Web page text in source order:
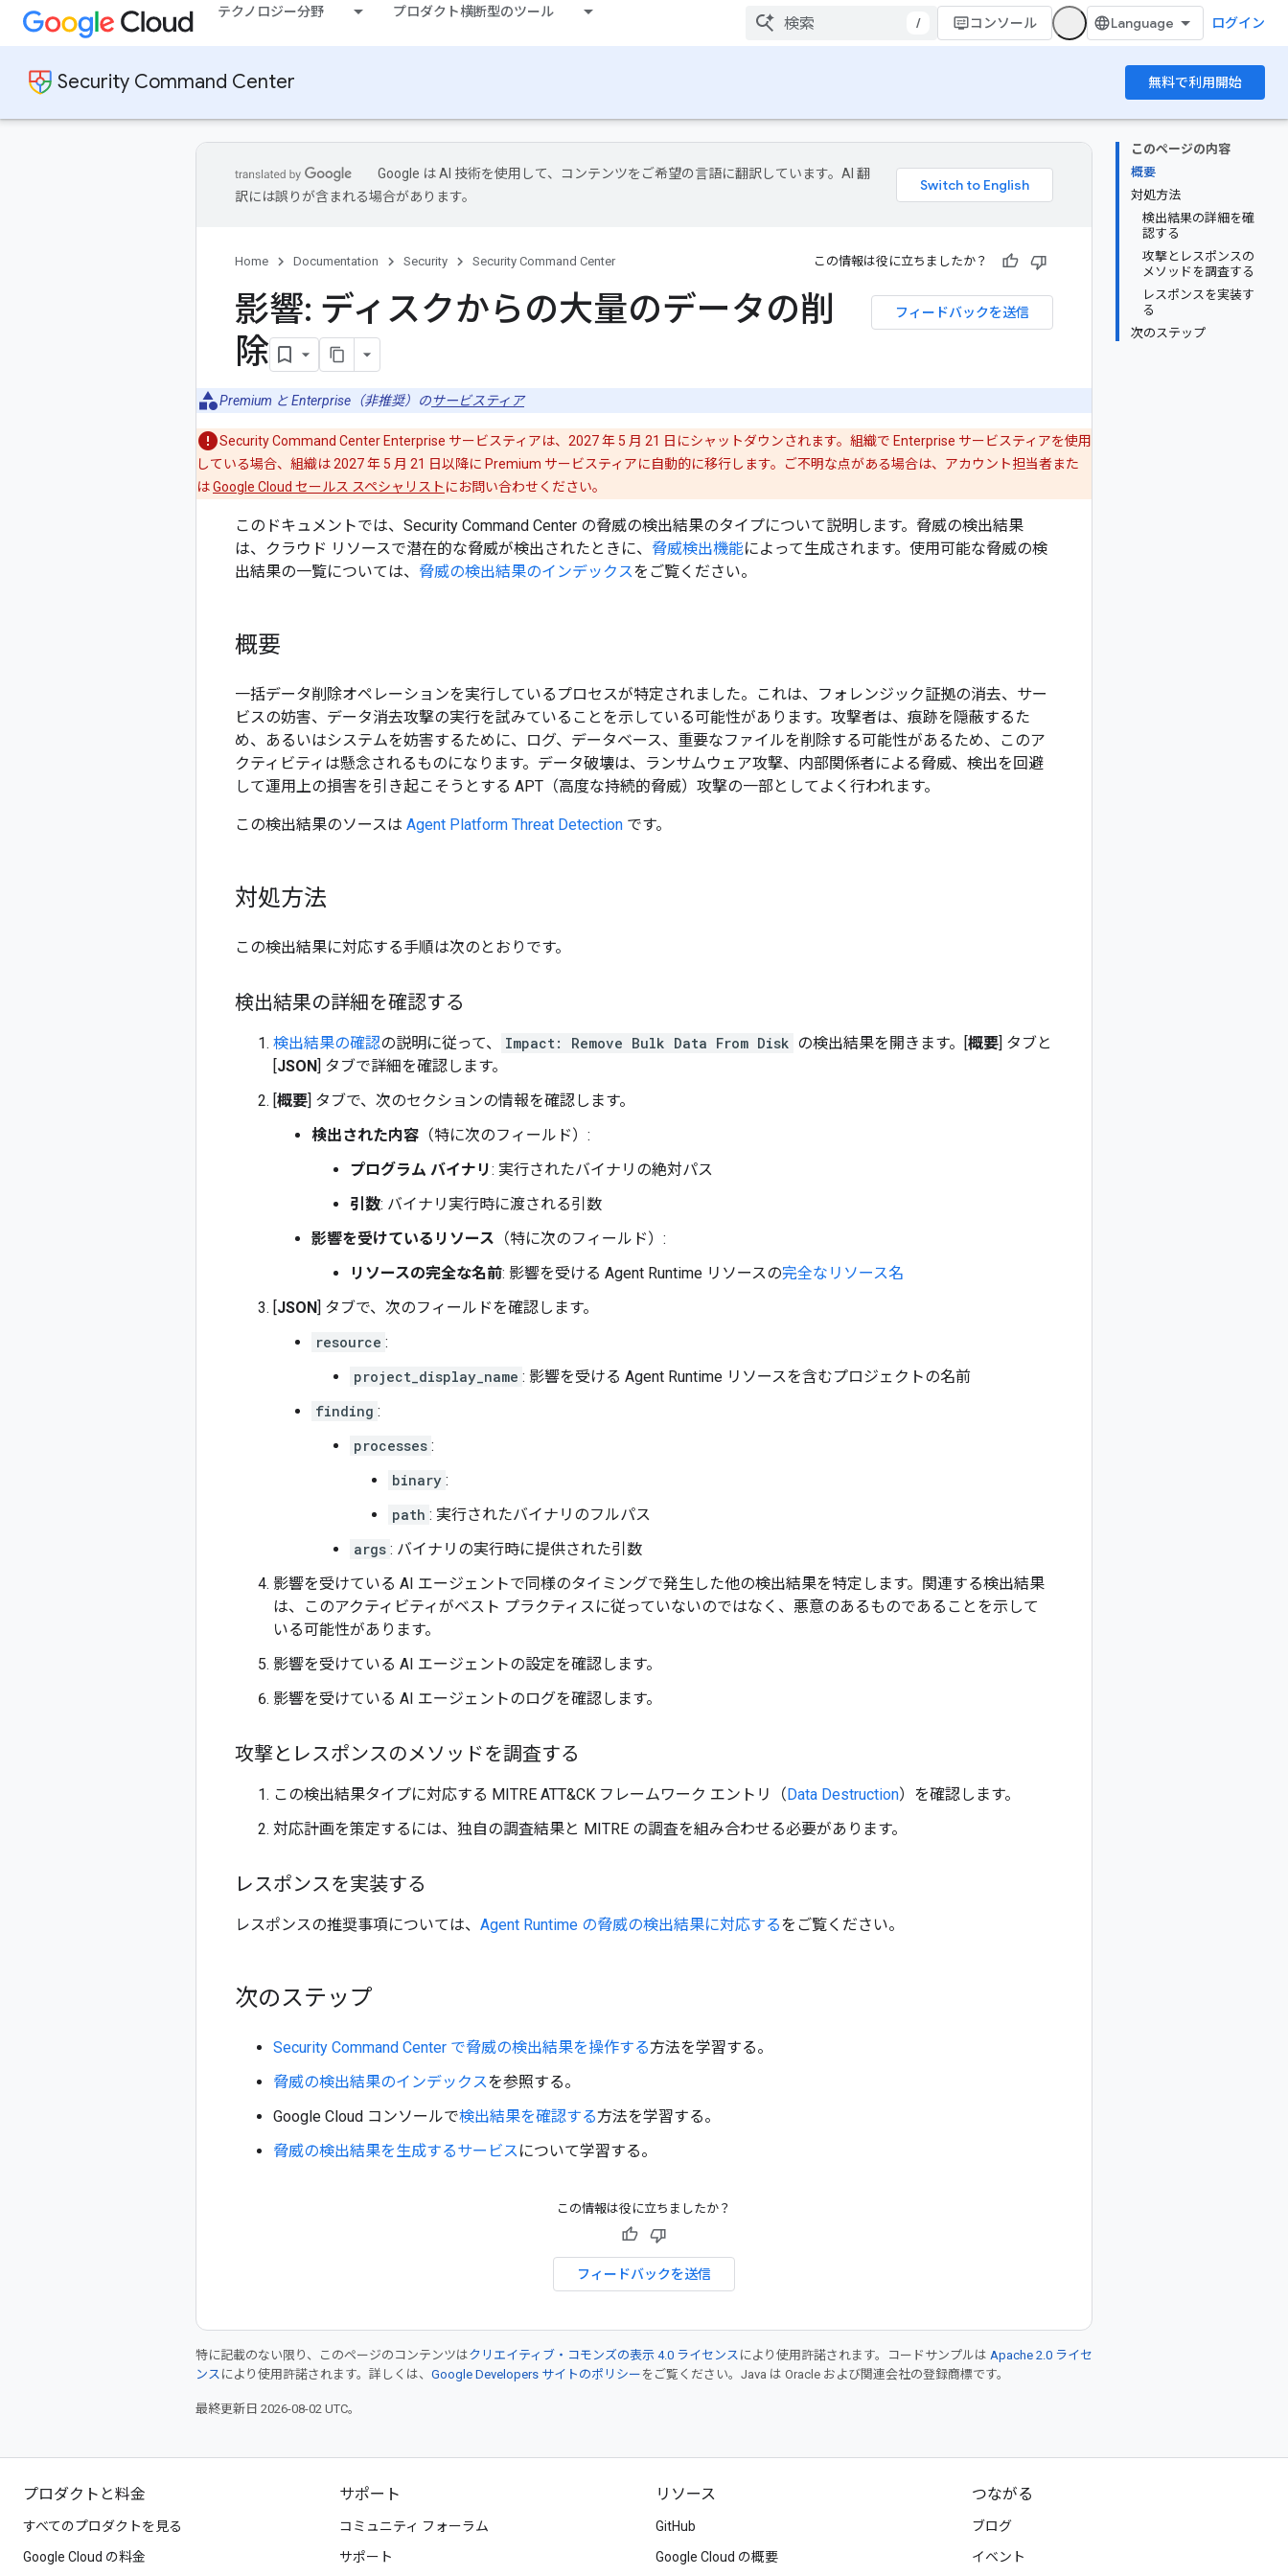
テクノロジー分野 プロダクト横断型のツール
/ コンソール ログイン
Security Command Center 無料で利用開始
このページの内容
概要
対処方法
検出結果の詳細を確
認する
攻撃とレスポンスの
メソッドを調査する
レスポンスを実装す
る
次のステップ
Google は AI 技術を使用して、コンテンツをご希望の言語に翻訳しています。AI 翻
訳には誤りが含まれる場合があります。
Home Documentation Security Security Command Center この情報は役に立ちましたか？
フィードバックを送信
影響: ディスクからの大量のデータの削
除
Premium と Enterprise（非推奨）のサービスティア
Security Command Center Enterprise サービスティアは、2027 年 5 月 21 日にシャットダウンされます。組織で Enterprise サービスティアを使用
している場合、組織は 2027 年 5 月 21 日以降に Premium サービスティアに自動的に移行します。ご不明な点がある場合は、アカウント担当者また
はGoogle Cloud セールス スペシャリスト にお問い合わせください。
このドキュメントでは、Security Command Center の脅威の検出結果のタイプについて説明します。脅威の検出結果
は、クラウド リソースで潜在的な脅威が検出されたときに、 脅威検出機能によって生成されます。使用可能な脅威の検
出結果の一覧については、 脅威の検出結果のインデックスをご覧ください。
概要
一括データ削除オペレーションを実行しているプロセスが特定されました。これは、フォレンジック証拠の消去、サー
ビスの妨害、データ消去攻撃の実行を試みていることを示している可能性があります。攻撃者は、痕跡を隠蔽するた
め、あるいはシステムを妨害するために、ログ、データベース、重要なファイルを削除する可能性があるため、このア
クティビティは懸念されるものになります。データ破壊は、ランサムウェア攻撃、内部関係者による脅威、検出を回避
して運用上の損害を引き起こそうとする APT（高度な持続的脅威）攻撃の一部としてよく行われます。
この検出結果のソースは Agent Platform Threat Detection です。
対処方法
この検出結果に対応する手順は次のとおりです。
検出結果の詳細を確認する
検出結果の確認の説明に従って、 Impact: Remove Bulk Data From Disk の検出結果を開きます。[概要] タブと
[JSON] タブで詳細を確認します。
[概要] タブで、次のセクションの情報を確認します。
検出された内容 （特に次のフィールド）:
プログラム バイナリ: 実行されたバイナリの絶対パス
引数: バイナリ実行時に渡される引数
影響を受けているリソース （特に次のフィールド）:
リソースの完全な名前: 影響を受ける Agent Runtime リソースの完全なリソース名
[JSON] タブで、次のフィールドを確認します。
resource :
project_display_name : 影響を受ける Agent Runtime リソースを含むプロジェクトの名前
finding :
processes :
binary :
path : 実行されたバイナリのフルパス
args : バイナリの実行時に提供された引数
影響を受けている AI エージェントで同様のタイミングで発生した他の検出結果を特定します。関連する検出結果
は、このアクティビティがベスト プラクティスに従っていないのではなく、悪意のあるものであることを示して
いる可能性があります。
影響を受けている AI エージェントの設定を確認します。
影響を受けている AI エージェントのログを確認します。
攻撃とレスポンスのメソッドを調査する
この検出結果タイプに対応する MITRE ATT&CK フレームワーク エントリ（Data Destruction）を確認します。
対応計画を策定するには、独自の調査結果と MITRE の調査を組み合わせる必要があります。
レスポンスを実装する
レスポンスの推奨事項については、 Agent Runtime の脅威の検出結果に対応するをご覧ください。
次のステップ
Security Command Center で脅威の検出結果を操作する方法を学習する。
脅威の検出結果のインデックスを参照する。
Google Cloud コンソールで検出結果を確認する方法を学習する。
脅威の検出結果を生成するサービスについて学習する。
この情報は役に立ちましたか？
フィードバックを送信
特に記載のない限り、このページのコンテンツはクリエイティブ・コモンズの表示 4.0 ライセンス により使用許諾されます。コードサンプルは Apache 2.0 ライセ
ンス により使用許諾されます。詳しくは、 Google Developers サイトのポリシー をご覧ください。Java は Oracle および関連会社の登録商標です。
最終更新日 2026-08-02 UTC。
プロダクトと料金
すべてのプロダクトを見る
Google Cloud の料金
サポート
コミュニティ フォーラム
サポート
リソース
GitHub
Google Cloud の概要
つながる
ブログ
イベント